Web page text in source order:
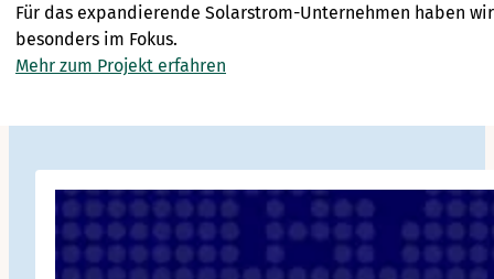
Für das expandierende Solarstrom-Unternehmen haben
besonders im Fokus.
Mehr zum Projekt erfahren